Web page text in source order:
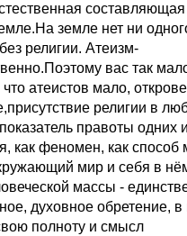
земле нет ни
религии. Атеизм-
вас так
атеистов мало,
религии в
правоты одних
как феномен, как способ
мир и себя в
массы -
духовное обретение, в
полноту и смысл